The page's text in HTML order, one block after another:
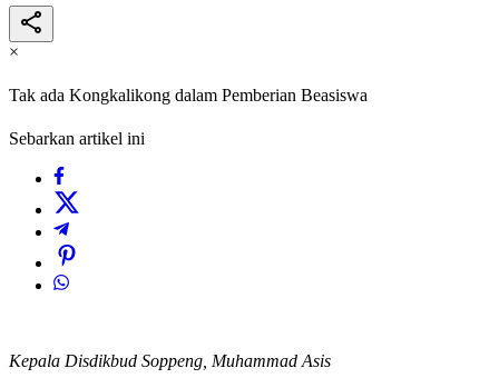
×
Tak ada Kongkalikong dalam Pemberian Beasiswa
Sebarkan artikel ini
Kepala Disdikbud Soppeng, Muhammad Asis